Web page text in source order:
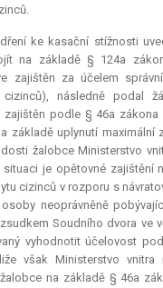
ke kasační stížnosti
na základě § 124a
zajištěn za účelem
následně podal
zajištěn podle § 46a
základě uplynutí maximální
žalobce Ministerstvo
je opětovné zajištění
cizinců v rozporu s
neoprávněně
Soudního dvora ve
vyhodnotit účelovost
však Ministerstvo
na základě § 46a